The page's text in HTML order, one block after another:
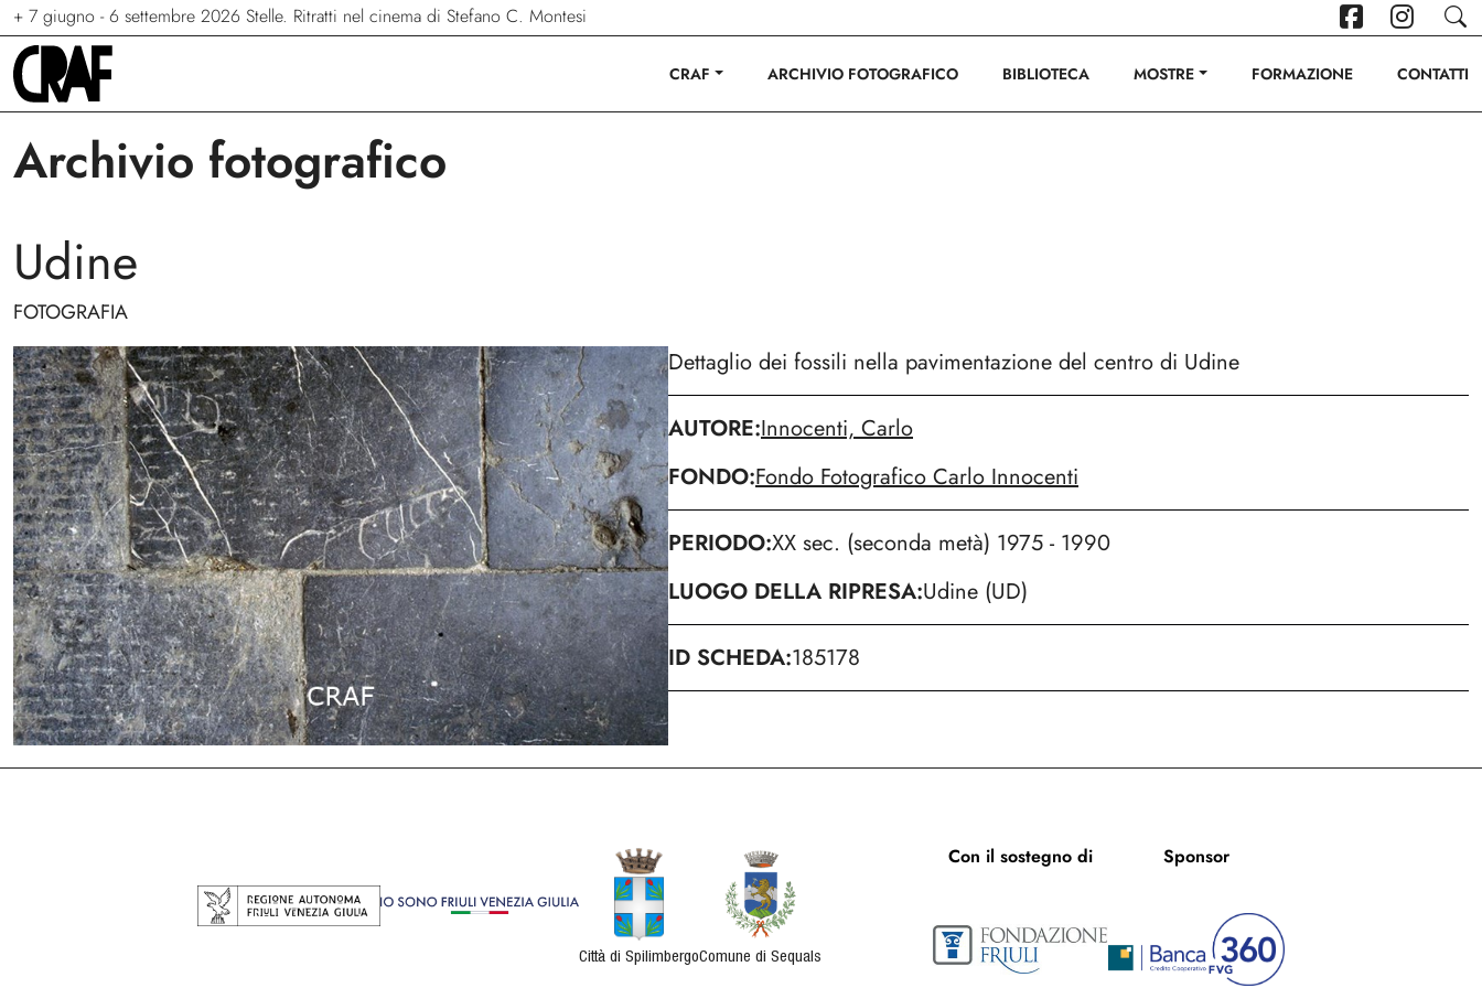
+ 7 giugno - 6 settembre 2026 Stelle. Ritratti nel cinema di Stefano C. Montesi
+ 23 maggio - 13 settembre 2026 Terraferma
+ 24/04/2026 - 27/09/2026 Via per le strade
CRAF ARCHIVIO FOTOGRAFICO BIBLIOTECA MOSTRE FORMAZIONE CONTATTI
Archivio fotografico
Udine
FOTOGRAFIA
Dettaglio dei fossili nella pavimentazione del centro di Udine
AUTORE Innocenti, Carlo
FONDO Fondo Fotografico Carlo Innocenti
PERIODO XX sec. (seconda metà) 1975 - 1990
LUOGO DELLA RIPRESA Udine (UD)
ID SCHEDA 185178
Città di SpilimbergoComune di Sequals
Con il sostegno di Sponsor